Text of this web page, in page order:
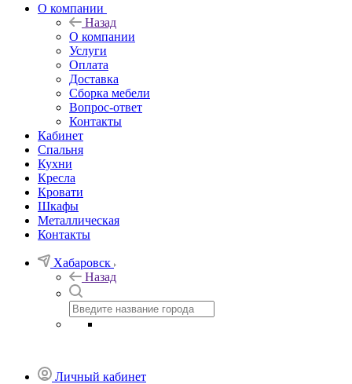
О компании
Назад
О компании
Услуги
Оплата
Доставка
Сборка мебели
Вопрос-ответ
Контакты
Кабинет
Спальня
Кухни
Кресла
Кровати
Шкафы
Металлическая
Контакты
Хабаровск
Назад
Личный кабинет